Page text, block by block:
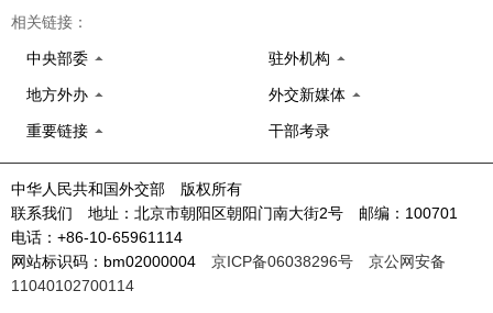
相关链接：
中央部委 驻外机构
地方外办 外交新媒体
重要链接 干部考录
中华人民共和国外交部 版权所有
联系我们 地址：北京市朝阳区朝阳门南大街2号 邮编：100701
电话：+86-10-65961114
网站标识码：bm02000004 京ICP备06038296号
京公网安备
11040102700114